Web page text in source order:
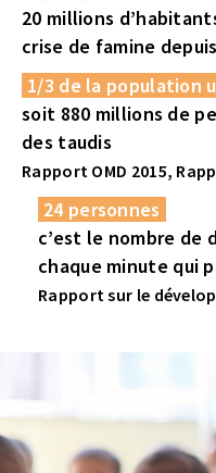
20 millions
crise de famine
1/3 de la population
soit 880 millions de
des taudis
Rapport OMD 2015,
24 personnes
c’est le nombre de
chaque minute qui
Rapport sur le